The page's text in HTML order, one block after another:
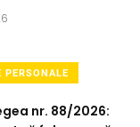
nr. 88/2026: